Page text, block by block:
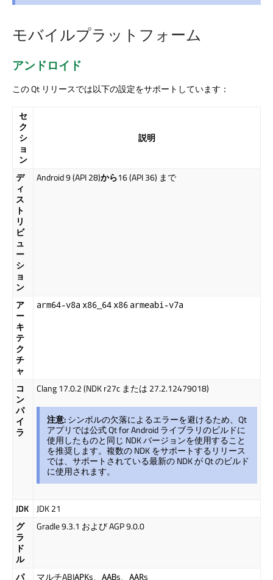
モバイルプラットフォーム
アンドロイド
この Qt リリースでは以下の設定をサポートしています：
セ
ク
シ
ョ
ン
説明
デ
ィ
ス
ト
リ
ビ
ュ
ー
シ
ョ
ン
Android 9 (API 28)から16 (API 36) まで
ア
ー
キ
テ
ク
チ
ャ
arm64-v8a x86_64 x86 armeabi-v7a
コ
ン
パ
イ
ラ
Clang 17.0.2 (NDK r27c または 27.2.12479018)
注意:シンボルの欠落によるエラーを避けるため、Qt
アプリでは公式 Qt for Android ライブラリのビルドに
使用したものと同じ NDK バージョンを使用すること
を推奨します。複数の NDK をサポートするリリース
では、サポートされている最新の NDK が Qt のビルド
に使用されます。
JDK
JDK 21
グ
ラ
ド
ル
Gradle 9.3.1 および AGP 9.0.0
パ マルチABIAPKs、 AABs、 AARs